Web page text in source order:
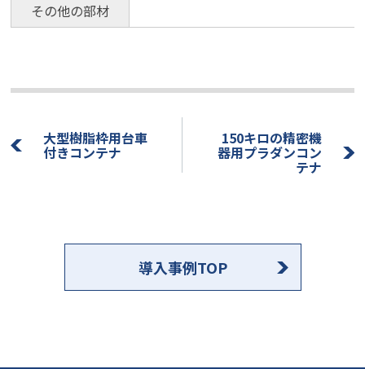
その他の部材
大型樹脂枠用台車
付きコンテナ
150キロの精密機
器用プラダンコン
テナ
導入事例TOP